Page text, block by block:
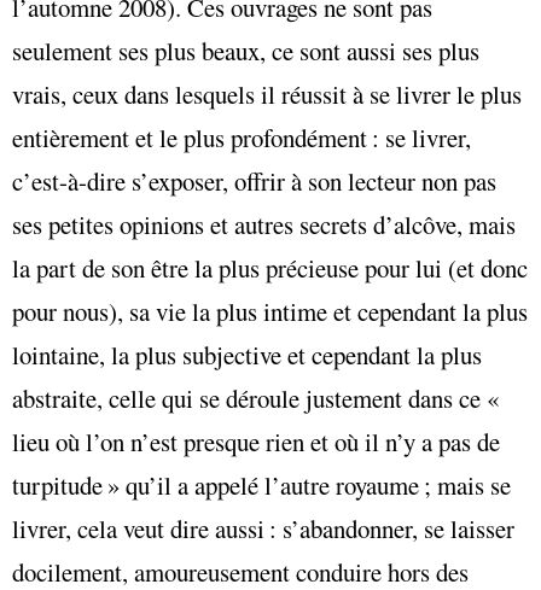
l’automne 2008). Ces ouvrages ne sont pas
seulement ses plus beaux, ce sont aussi ses plus
vrais, ceux dans lesquels il réussit à se livrer le plus
entièrement et le plus profondément : se livrer,
c’est-à-dire s’exposer, offrir à son lecteur non pas
ses petites opinions et autres secrets d’alcôve, mais
la part de son être la plus précieuse pour lui (et donc
pour nous), sa vie la plus intime et cependant la plus
lointaine, la plus subjective et cependant la plus
abstraite, celle qui se déroule justement dans ce «
lieu où l’on n’est presque rien et où il n’y a pas de
turpitude » qu’il a appelé l’autre royaume ; mais se
livrer, cela veut dire aussi : s’abandonner, se laisser
docilement, amoureusement conduire hors des